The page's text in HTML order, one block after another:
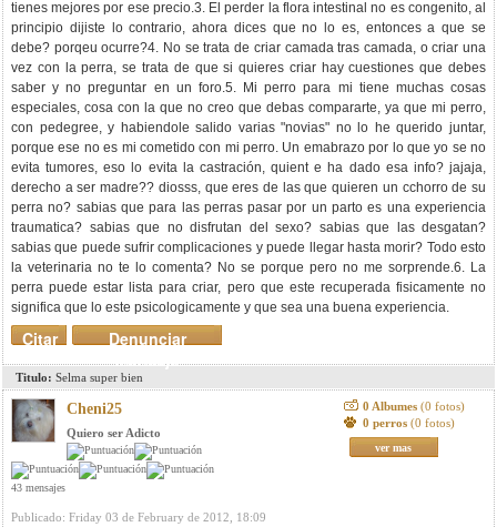
tienes mejores por ese precio.3. El perder la flora intestinal no es congenito, al
principio dijiste lo contrario, ahora dices que no lo es, entonces a que se
debe? porqeu ocurre?4. No se trata de criar camada tras camada, o criar una
vez con la perra, se trata de que si quieres criar hay cuestiones que debes
saber y no preguntar en un foro.5. Mi perro para mi tiene muchas cosas
especiales, cosa con la que no creo que debas compararte, ya que mi perro,
con pedegree, y habiendole salido varias "novias" no lo he querido juntar,
porque ese no es mi cometido con mi perro. Un emabrazo por lo que yo se no
evita tumores, eso lo evita la castración, quient e ha dado esa info? jajaja,
derecho a ser madre?? diosss, que eres de las que quieren un cchorro de su
perra no? sabias que para las perras pasar por un parto es una experiencia
traumatica? sabias que no disfrutan del sexo? sabias que las desgatan?
sabias que puede sufrir complicaciones y puede llegar hasta morir? Todo esto
la veterinaria no te lo comenta? No se porque pero no me sorprende.6. La
perra puede estar lista para criar, pero que este recuperada fisicamente no
significa que lo este psicologicamente y que sea una buena experiencia.
Denunciar
mensaje
Citar
Titulo: Selma super bien
Cheni25
Quiero ser Adicto
43 mensajes
0 Albumes (0 fotos)
0 perros (0 fotos)
ver mas
Publicado: Friday 03 de February de 2012, 18:09